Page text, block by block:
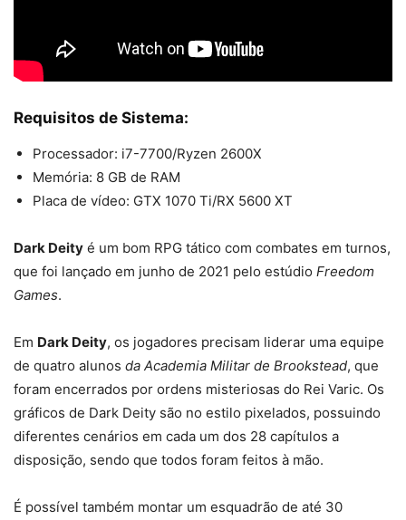
Requisitos de Sistema:
Processador: i7-7700/Ryzen 2600X
Memória: 8 GB de RAM
Placa de vídeo: GTX 1070 Ti/RX 5600 XT
Dark Deity é um bom RPG tático com combates em turnos,
que foi lançado em junho de 2021 pelo estúdio Freedom
Games.
Em Dark Deity, os jogadores precisam liderar uma equipe
de quatro alunos da Academia Militar de Brookstead, que
foram encerrados por ordens misteriosas do Rei Varic. Os
gráficos de Dark Deity são no estilo pixelados, possuindo
diferentes cenários em cada um dos 28 capítulos a
disposição, sendo que todos foram feitos à mão.
É possível também montar um esquadrão de até 30